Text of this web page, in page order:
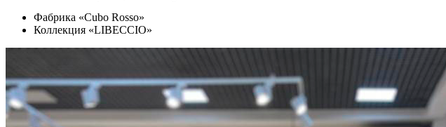
Фабрика «Cubo Rosso»
Коллекция «LIBECCIO»